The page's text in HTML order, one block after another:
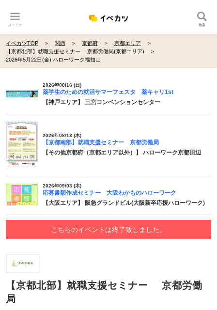
メニュー 検索
イベカツTOP 関西 京都府
京都エリア
【京都北部】就職支援セミナー 京都労働局(京都エリア)
2026年5月22日(金) ハローワーク福知山
2026年08/16 (日)
薬学生のための就活サマーフェスタ 薬キャリ1st
【神戸エリア】 三宮コンベンションセンター
2026年08/13 (木)
【京都南部】就職支援セミナー 京都労働局
【その他京都府（京都エリア以外）】 ハローワーク京都田辺
2026年09/03 (木)
応募書類作成セミナー 大阪わかものハローワーク
【大阪エリア】 阪急グランドビル(大阪新卒応援ハローワーク)
こちらのイベントは終了致しました。
【京都北部】就職支援セミナー 京都労働
局